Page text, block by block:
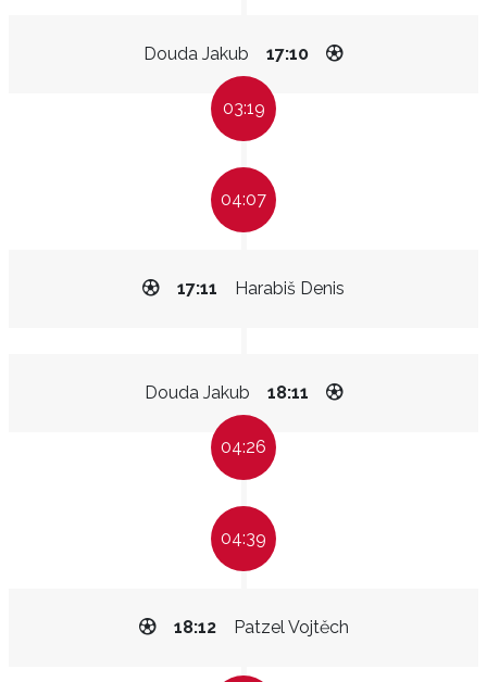
Douda Jakub 17:10
03:19
04:07
Harabiš Denis
17:11
Douda Jakub 18:11
04:26
04:39
Patzel Vojtěch
18:12